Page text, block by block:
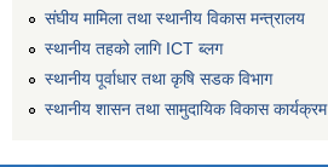
संघीय मामिला तथा स्थानीय विकास मन्त्रालय
स्थानीय तहको लागि ICT ब्लग
स्थानीय पूर्वाधार तथा कृषि सडक विभाग
स्थानीय शासन तथा सामुदायिक विकास कार्यक्रम